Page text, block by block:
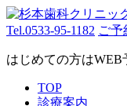
Tel.0533-95-1182 ご
はじめての方はWEB
TOP
診療案内